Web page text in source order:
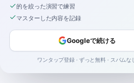
的を絞った演習で練習
マスターした内容を記録
Googleで続ける
ワンタップ登録 · ずっと無料 · スパムな